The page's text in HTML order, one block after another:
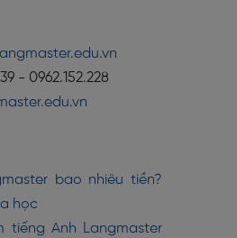
- 0962.152.228
bao nhiêu tiền?
học
tiếng Anh Langmaster